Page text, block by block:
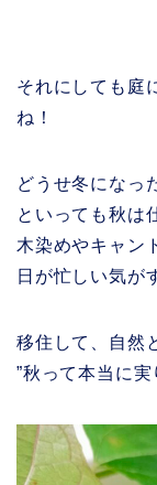
それにしても庭
ね！
どうせ冬になっ
といっても秋は
木染めやキャン
日が忙しい気が
移住して、自然
”秋って本当に実